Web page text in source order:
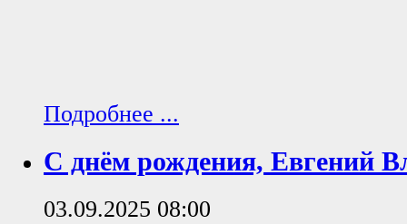
Подробнее ...
С днём рождения, Евгений
03.09.2025 08:00